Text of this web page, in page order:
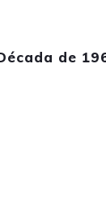
de